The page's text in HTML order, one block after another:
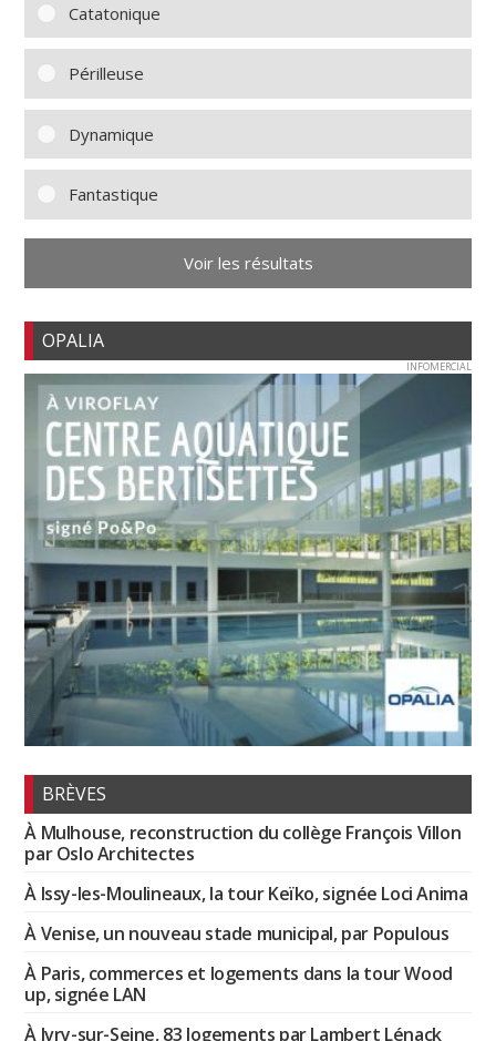
Catatonique
Périlleuse
Dynamique
Fantastique
Voir les résultats
OPALIA
INFOMERCIAL
BRÈVES
À Mulhouse, reconstruction du collège François Villon
par Oslo Architectes
À Issy-les-Moulineaux, la tour Keïko, signée Loci Anima
À Venise, un nouveau stade municipal, par Populous
À Paris, commerces et logements dans la tour Wood
up, signée LAN
À Ivry-sur-Seine, 83 logements par Lambert Lénack